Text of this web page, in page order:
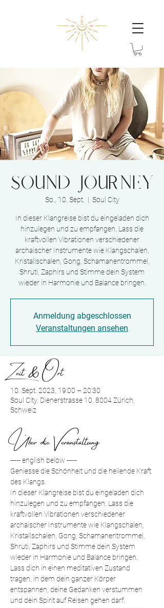
Sound Journey
So., 10. Sept.
  |
Soul City
In dieser Klangreise bist du eingeladen dich
hinzulegen und zu empfangen. Lass die
kraftvollen Vibrationen verschiedener
archaischer Instrumente wie Klangschalen,
Kristallschalen, Gong, Schamanentrommel,
Shruti, Zaphirs und Stimme dein System
wieder in Harmonie und Balance bringen.
Anmeldung abgeschlossen
Veranstaltungen ansehen
Zeit & Ort
10. Sept. 2023, 19:00 – 20:30
Soul City, Dienerstrasse 10, 8004 Zürich,
Schweiz
Über die Veranstaltung
----- english below -----
Geniesse die Schönheit und die heilende Kraft
des Klangs.
In dieser Klangreise bist du eingeladen dich
hinzulegen und zu empfangen. Lass die
kraftvollen Vibrationen verschiedener
archaischer Instrumente wie Klangschalen,
Kristallschalen, Gong, Schamanentrommel,
Shruti, Zaphirs und Stimme dein System
wieder in Harmonie und Balance bringen.
Lass dich in einen meditativen Zustand
tragen, in dem dein ganzer Körper
entspannen, deine Gedanken verstummen
und dein Spirit auf Reisen gehen darf.